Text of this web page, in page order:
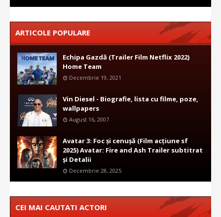
ARTICOLE POPULARE
Echipa Gazdă (Trailer Film Netflix 2022)
Home Team
Decembrie 19, 2021
Vin Diesel - Biografie, lista cu filme, poze,
wallpapers
August 16, 2007
Avatar 3: Foc și cenușă (Film acțiune sf
2025) Avatar: Fire and Ash Trailer subtitrat
și Detalii
Decembrie 28, 2025
CEI MAI CAUTATI ACTORI